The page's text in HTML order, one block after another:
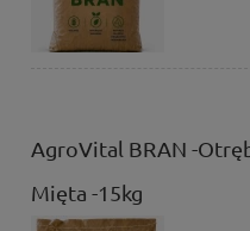
AgroVital BRAN -
Mięta -15kg